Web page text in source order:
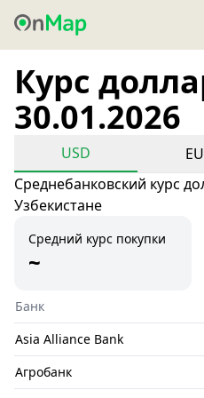
Курс
30.01.2026
USD
Среднебанковский курс
Узбекистане
Средний курс покупки
~
Банк
Asia Alliance Bank
Агробанк